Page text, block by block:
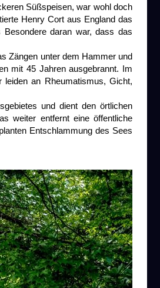
Süßspeisen, war wohl doch
Henry Cort aus England das
daran war, dass das
Zängen unter dem Hammer und
mit 45 Jahren ausgebrannt. Im
an Rheumatismus, Gicht,
und dient den örtlichen
weiter entfernt eine öffentliche
Entschlammung des Sees